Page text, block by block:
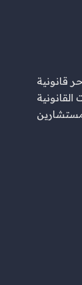
قانونية